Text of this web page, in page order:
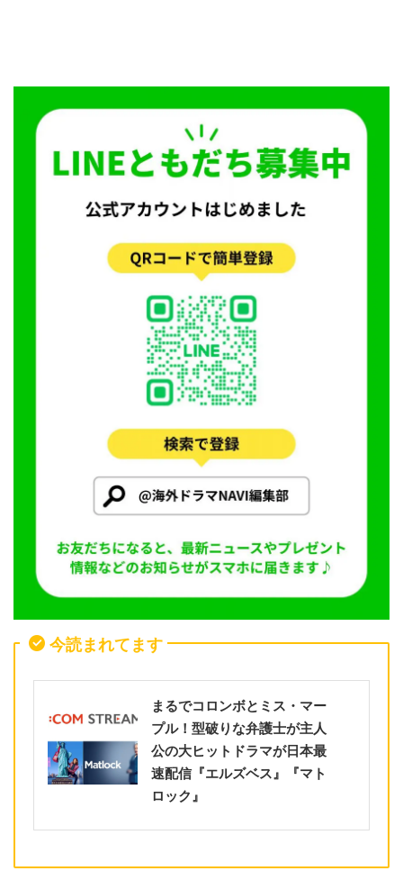
今読まれてます
まるでコロンボとミス・マー
プル！型破りな弁護士が主人
公の大ヒットドラマが日本最
速配信『エルズベス』『マト
ロック』